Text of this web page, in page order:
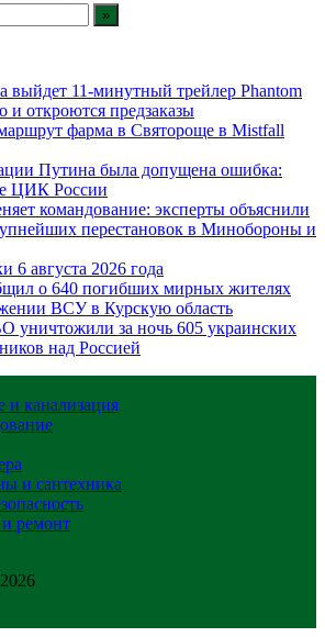
выйдет 11-минутный трейлер Phantom
и откроются предзаказы
фарма в Святороще в Mistfall
Путина была допущена ошибка:
ЦИК России
командование: эксперты объяснили
перестановок в Минобороны и
6 августа 2026 года
о 640 погибших мирных жителях
ВСУ в Курскую область
уничтожили за ночь 605 украинских
над Россией
и канализация
и сантехника
и ремонт